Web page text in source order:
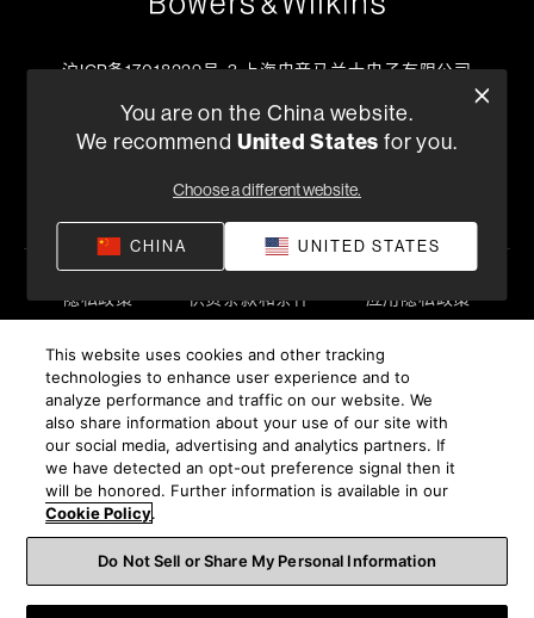
沪ICP备17018229号-3 上海电音马兰士电子有限公司
+86 400-621-0886
工作日上午09:00 ~ 17:45
查找零售商
隐私政策 供货条款和条件
应用隐私政策
留所有权利。
沪ICP备17018229号-9 上海电音马兰士电子有限公司
You are on the China website.
We recommend United States for you.
Choose a different website.
CHINA UNITED STATES
This website uses cookies and other tracking
technologies to enhance user experience and to
analyze performance and traffic on our website. We
also share information about your use of our site with
our social media, advertising and analytics partners. If
we have detected an opt-out preference signal then it
will be honored. Further information is available in our
Cookie Policy.
Do Not Sell or Share My Personal Information